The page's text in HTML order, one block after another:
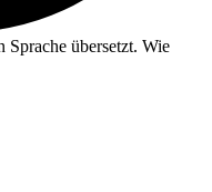
Sprache übersetzt. Wie